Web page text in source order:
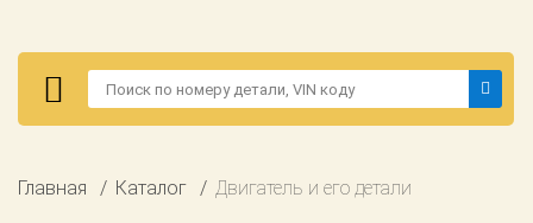
запросу
Главная Каталог Двигатель и его детали